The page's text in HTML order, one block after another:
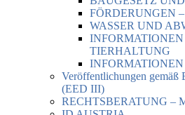
FÖRDERUNGEN
WASSER UND
TIERHALTUNG
Veröffentlichungen
(EED III)
RECHTSBERATUNG –